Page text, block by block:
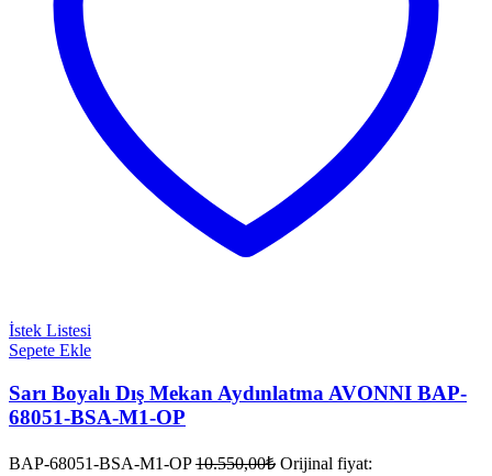
İstek Listesi
Sepete Ekle
Sarı Boyalı Dış Mekan Aydınlatma AVONNI BAP-
68051-BSA-M1-OP
BAP-68051-BSA-M1-OP 10.550,00₺ Orijinal fiyat: